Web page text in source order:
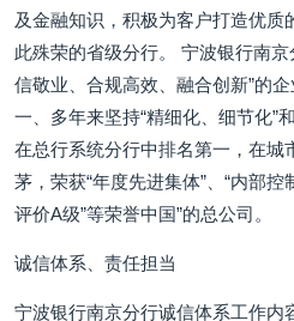
及金融知识，积极为客户打造优
此殊荣的省级分行。 宁波银行南
信敬业、合规高效、融合创新”的
一、多年来坚持“精细化、细节化”
在总行系统分行中排名第一，在城
茅，荣获“年度先进集体”、“内部控
评价A级”等荣誉中国”的总公司。
诚信体系、责任担当
宁波银行南京分行诚信体系工作内